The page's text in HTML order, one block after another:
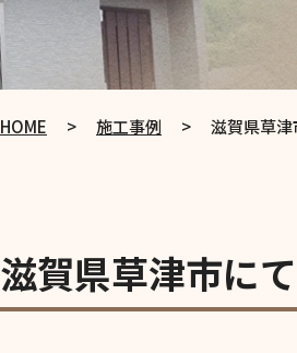
HOME > 施工事例 > 滋賀県草津
滋賀県草津市に